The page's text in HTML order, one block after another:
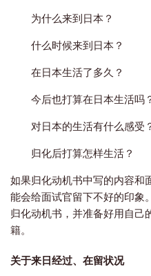
为什么来到日本？
什么时候来到日本？
在日本生活了多久？
今后也打算在日本生活吗
对日本的生活有什么感受
归化后打算怎样生活？
如果归化动机书中写的内容和
能会给面试官留下不好的印象
归化动机书，并准备好用自己
籍。
关于来日经过、在留状况